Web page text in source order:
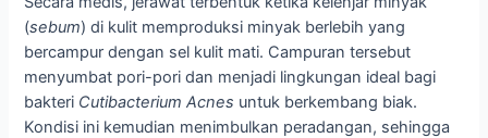
(sebum) di kulit memproduksi minyak berlebih yang
bercampur dengan sel kulit mati. Campuran tersebut
menyumbat pori-pori dan menjadi lingkungan ideal bagi
bakteri Cutibacterium Acnes untuk berkembang biak.
Kondisi ini kemudian menimbulkan peradangan, sehingga